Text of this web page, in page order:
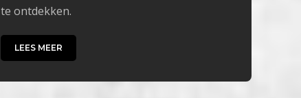
te ontdekken.
LEES MEER